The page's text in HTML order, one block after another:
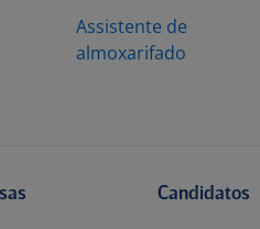
Assistente de
almoxarifado
Candidatos